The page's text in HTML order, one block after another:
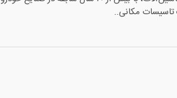
تاسیسات مکانی..